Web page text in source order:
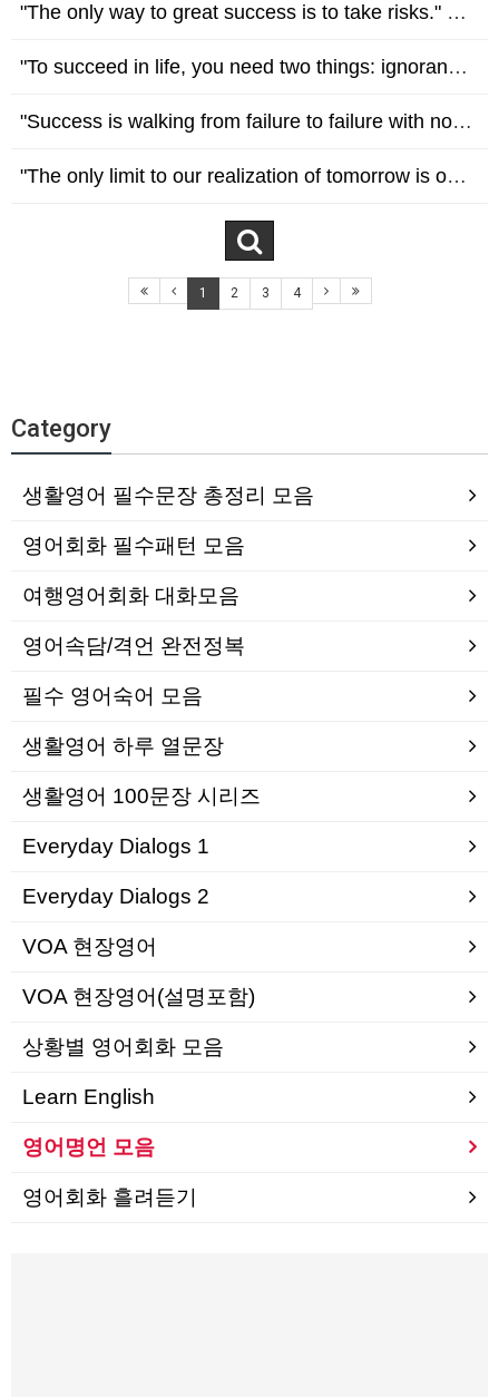
"The only way to great success is to take risks." 큰 성공을 거두는 유일한 방법은 위험을 감수하는 것이다. - Helen Keller (헬렌…
"To succeed in life, you need two things: ignorance and confidence." 인생에서 성공하기 위해 필요한 것은 두 가지, 무지와 자…
"Success is walking from failure to failure with no loss of enthusiasm." 성공은 열정을 잃지 않고 실패에서 실패로 걸어가는…
"The only limit to our realization of tomorrow is our doubts of today." 내일 우리의 실현을 제한하는 것은 오늘의 의심뿐이다…
1 2 3 4
Category
생활영어 필수문장 총정리 모음
영어회화 필수패턴 모음
여행영어회화 대화모음
영어속담/격언 완전정복
필수 영어숙어 모음
생활영어 하루 열문장
생활영어 100문장 시리즈
Everyday Dialogs 1
Everyday Dialogs 2
VOA 현장영어
VOA 현장영어(설명포함)
상황별 영어회화 모음
Learn English
영어명언 모음
영어회화 흘려듣기